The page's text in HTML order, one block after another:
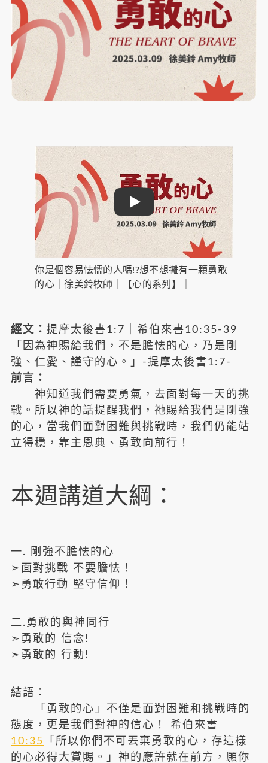
Play
你是個容易怯懦的人嗎!?想不想攡有一顆勇敢
的心｜徐美鈴牧師｜【心的系列】｜
經文：提摩太後書1:7｜希伯來書10:35-39
「因為神賜給我們，不是膽怯的心，乃是剛
強、仁愛、謹守的心。」-提摩太後書1:7-
前言：
神知道我們需要勇氣，去面對每一天的挑
戰。所以神的話提醒我們，祂賜給我們是剛強
的心，當我們面對困難與挑戰時，我們仍能站
立得穩，靠主恩典、勇敢向前行！
本週講道大綱：
一. 剛強不膽怯的心
➣面對挑戰 不要膽怯！
➣勇敢行動 堅守信仰！
二.勇敢的與神同行
➣勇敢的 信念!
➣勇敢的 行動!
結語：
「勇敢的心」不僅是面對困難和挑戰時的
態度，更是我們對神的信心！ 希伯來書
10:35
「所以你們不可丟棄勇敢的心，存這樣
的心必得大賞賜。」神的應許就在前方，願你